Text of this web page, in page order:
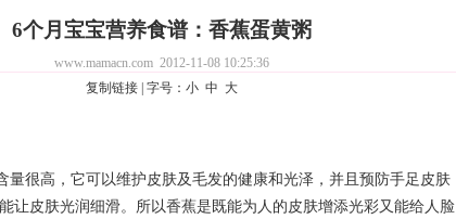
6个月宝宝营养食谱：香蕉蛋黄粥
www.mamacn.com 2012-11-08 10:25:36
复制链接| 字号： 小 中 大
很高，它可以维护皮肤及毛发的健康和光泽，并且预防手足皮肤
让皮肤光润细滑。所以香蕉是既能为人的皮肤增添光彩又能给人脸